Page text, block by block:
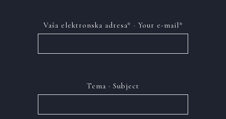
Vaša elektronska adresa* · Your e-mail*
Tema · Subject